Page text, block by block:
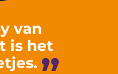
van
is het